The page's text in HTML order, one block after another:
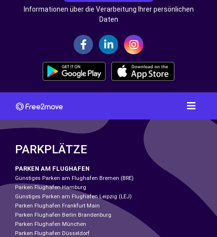
Informationen über die Verarbeitung Ihrer persönlichen
Daten
PARKPLÄTZE
PARKEN AM FLUGHAFEN
Günstiges Parken am Flughafen Bremen (BRE)
Parken Flughafen Hamburg
Günstiges Parken am Flughafen Leipzig (LEJ)
Parken Flughafen Frankfurt Main
Parken Flughafen Berlin Brandenburg
Parken Flughafen München
Parken Flughafen Düsseldorf